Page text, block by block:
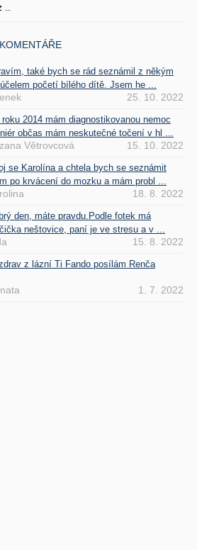
také bych se rád seznámil z někým
početí bílého dítě. Jsem he ...
25. 10. 2022
roku 2014 mám diagnostikovanou nemoc
občas mám neskutečné točení v hl ...
Větrovcová 15. 10. 2022
se Karolína a chtela bych se seznámit
po krvácení do mozku a mám probl ...
18. 8. 2022
den, máte pravdu.Podle fotek má
neštovice, paní je ve stresu a v ...
15. 8. 2022
z lázní Ti Fando posílám Renča
1. 7. 2022